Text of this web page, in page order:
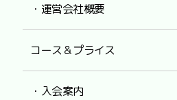
・運営会社概要
コース＆プライス
・入会案内